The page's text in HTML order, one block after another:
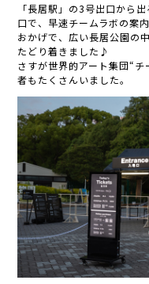
「長居駅」の3号出口から
口で、早速チームラボの案
おかげで、広い長居公園の
たどり着きました♪
さすが世界的アート集団“
者もたくさんいました。